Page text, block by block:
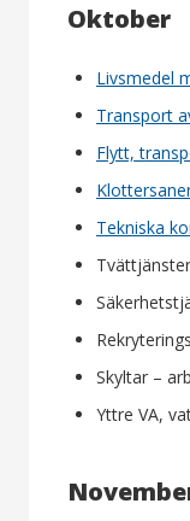
Oktober
Livsmedel
Transport
Flytt,
Tekniska
Tvättjänster
Skyltar –
Yttre VA,